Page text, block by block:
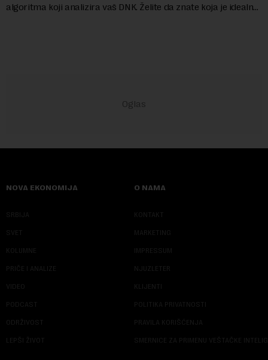
algoritma koji analizira vaš DNK. Želite da znate koja je idealna
NOVA EKONOMIJA
SRBIJA
SVET
KOLUMNE
PRIČE I ANALIZE
VIDEO
PODCAST
ODRŽIVOST
LEPŠI ŽIVOT
O NAMA
KONTAKT
MARKETING
IMPRESSUM
NJUZLETER
KLIJENTI
POLITIKA PRIVATNOSTI
PRAVILA KORIŠĆENJA
SMERNICE ZA PRIMENU VEŠTAČKE